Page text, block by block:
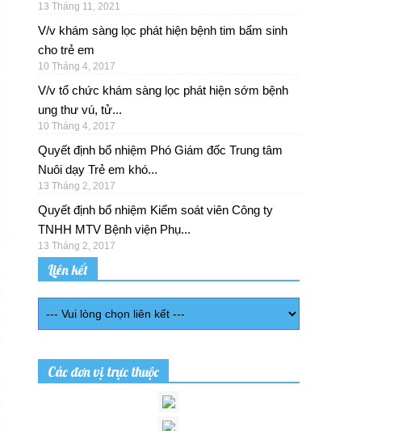
13 Tháng 11, 2021
V/v khám sàng lọc phát hiện bệnh tim bẩm sinh
cho trẻ em
10 Tháng 4, 2017
V/v tổ chức khám sàng lọc phát hiện sớm bệnh
ung thư vú, tử...
10 Tháng 4, 2017
Quyết định bổ nhiệm Phó Giám đốc Trung tâm
Nuôi dạy Trẻ em khó...
13 Tháng 2, 2017
Quyết định bổ nhiệm Kiểm soát viên Công ty
TNHH MTV Bệnh viện Phụ...
13 Tháng 2, 2017
Liên kết
Các đơn vị trực thuộc